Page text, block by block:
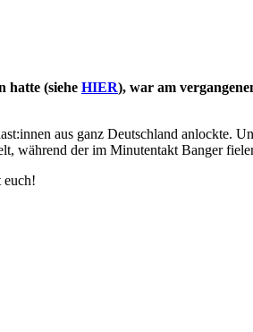
hatte (siehe HIER), war am
aus ganz Deutschland anlockte.
während der im Minutentakt Banger
euch!